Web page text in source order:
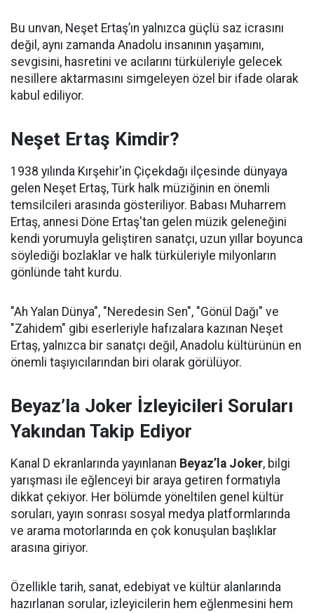
Bu unvan, Neşet Ertaş’ın yalnızca güçlü saz icrasını
değil, aynı zamanda Anadolu insanının yaşamını,
sevgisini, hasretini ve acılarını türküleriyle gelecek
nesillere aktarmasını simgeleyen özel bir ifade olarak
kabul ediliyor.
Neşet Ertaş Kimdir?
1938 yılında Kırşehir'in Çiçekdağı ilçesinde dünyaya
gelen Neşet Ertaş, Türk halk müziğinin en önemli
temsilcileri arasında gösteriliyor. Babası Muharrem
Ertaş, annesi Döne Ertaş'tan gelen müzik geleneğini
kendi yorumuyla geliştiren sanatçı, uzun yıllar boyunca
söylediği bozlaklar ve halk türküleriyle milyonların
gönlünde taht kurdu.
"Ah Yalan Dünya", "Neredesin Sen", "Gönül Dağı" ve
"Zahidem" gibi eserleriyle hafızalara kazınan Neşet
Ertaş, yalnızca bir sanatçı değil, Anadolu kültürünün en
önemli taşıyıcılarından biri olarak görülüyor.
Beyaz’la Joker İzleyicileri Soruları
Yakından Takip Ediyor
Kanal D ekranlarında yayınlanan Beyaz’la Joker, bilgi
yarışması ile eğlenceyi bir araya getiren formatıyla
dikkat çekiyor. Her bölümde yöneltilen genel kültür
soruları, yayın sonrası sosyal medya platformlarında
ve arama motorlarında en çok konuşulan başlıklar
arasına giriyor.
Özellikle tarih, sanat, edebiyat ve kültür alanlarında
hazırlanan sorular, izleyicilerin hem eğlenmesini hem